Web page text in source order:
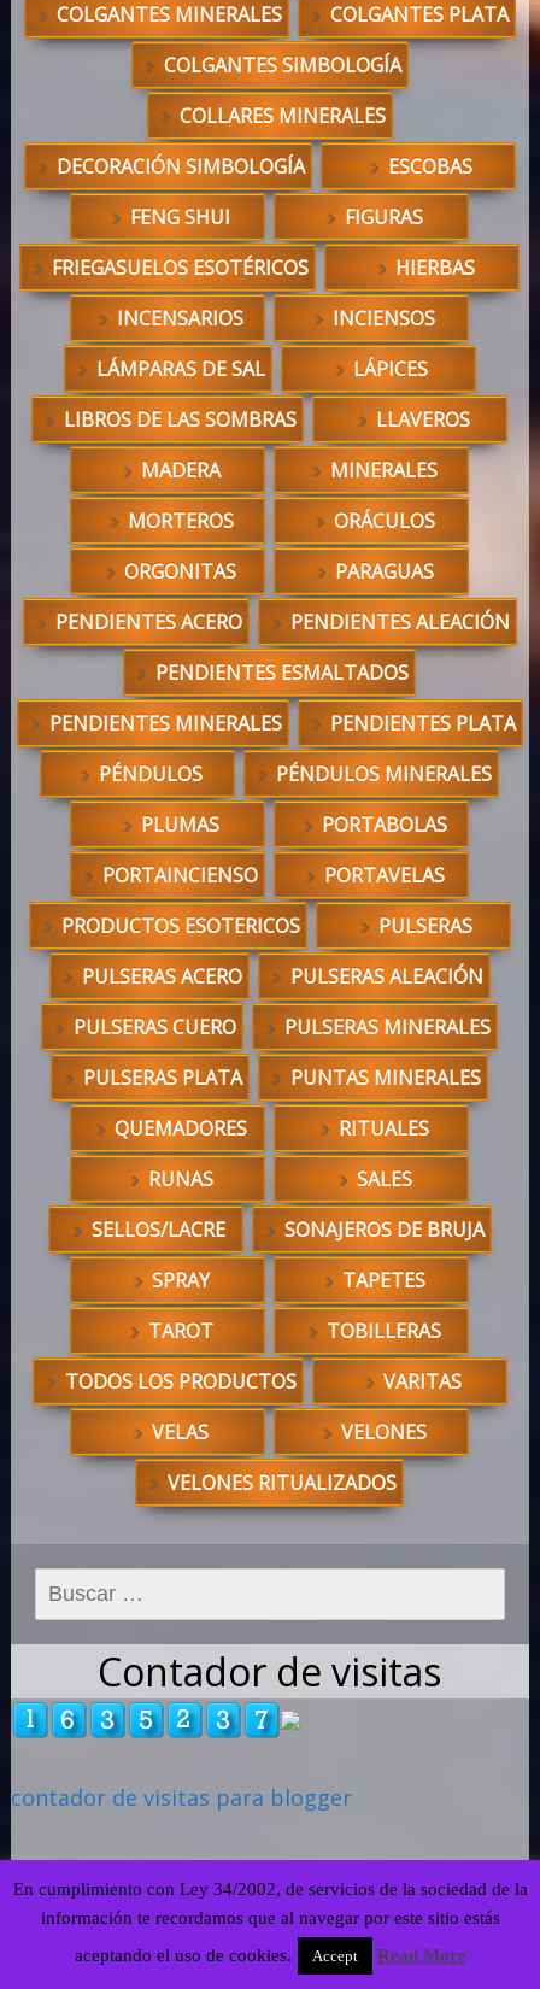
COLGANTES MINERALES
COLGANTES PLATA
COLGANTES SIMBOLOGÍA
COLLARES MINERALES
DECORACIÓN SIMBOLOGÍA
ESCOBAS
FENG SHUI
FIGURAS
FRIEGASUELOS ESOTÉRICOS
HIERBAS
INCENSARIOS
INCIENSOS
LÁMPARAS DE SAL
LÁPICES
LIBROS DE LAS SOMBRAS
LLAVEROS
MADERA
MINERALES
MORTEROS
ORÁCULOS
ORGONITAS
PARAGUAS
PENDIENTES ACERO
PENDIENTES ALEACIÓN
PENDIENTES ESMALTADOS
PENDIENTES MINERALES
PENDIENTES PLATA
PÉNDULOS
PÉNDULOS MINERALES
PLUMAS
PORTABOLAS
PORTAINCIENSO
PORTAVELAS
PRODUCTOS ESOTERICOS
PULSERAS
PULSERAS ACERO
PULSERAS ALEACIÓN
PULSERAS CUERO
PULSERAS MINERALES
PULSERAS PLATA
PUNTAS MINERALES
QUEMADORES
RITUALES
RUNAS
SALES
SELLOS/LACRE
SONAJEROS DE BRUJA
SPRAY
TAPETES
TAROT
TOBILLERAS
TODOS LOS PRODUCTOS
VARITAS
VELAS
VELONES
VELONES RITUALIZADOS
Buscar:
Contador de visitas
contador de visitas para blogger
En cumplimiento con Ley 34/2002, de servicios de la sociedad de la
información te recordamos que al navegar por este sitio estás
aceptando el uso de cookies.
Accept Read More